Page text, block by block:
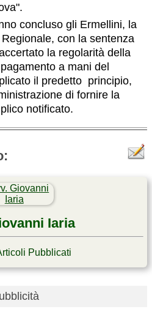
concluso gli Ermellini, la
con la sentenza
la regolarità della
a mani del
il predetto principio,
di fornire la
notificato.
Iaria
Pubblicati